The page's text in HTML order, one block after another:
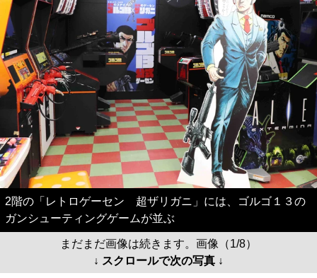
2階の「レトロゲーセン 超ザリガニ」には、ゴルゴ１３の
ガンシューティングゲームが並ぶ
まだまだ画像は続きます。画像（1/8）
↓ スクロールで次の写真 ↓